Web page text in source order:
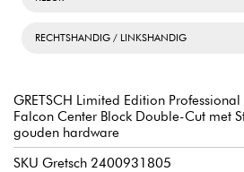
RECHTSHANDIG / LINKSHANDIG
GRETSCH Limited Edition
Falcon Center Block Double-Cut met
gouden hardware
SKU Gretsch 2400931805